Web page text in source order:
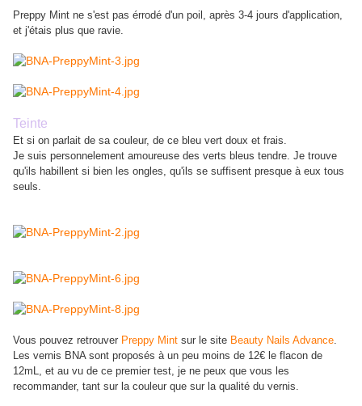
Preppy Mint ne s'est pas érrodé d'un poil, après 3-4 jours d'application,
et j'étais plus que ravie.
Teinte
Et si on parlait de sa couleur, de ce bleu vert doux et frais.
Je suis personnelement amoureuse des verts bleus tendre. Je trouve
qu'ils habillent si bien les ongles, qu'ils se suffisent presque à eux tous
seuls.
Vous pouvez retrouver Preppy Mint sur le site Beauty Nails Advance.
Les vernis BNA sont proposés à un peu moins de 12€ le flacon de
12mL, et au vu de ce premier test, je ne peux que vous les
recommander, tant sur la couleur que sur la qualité du vernis.